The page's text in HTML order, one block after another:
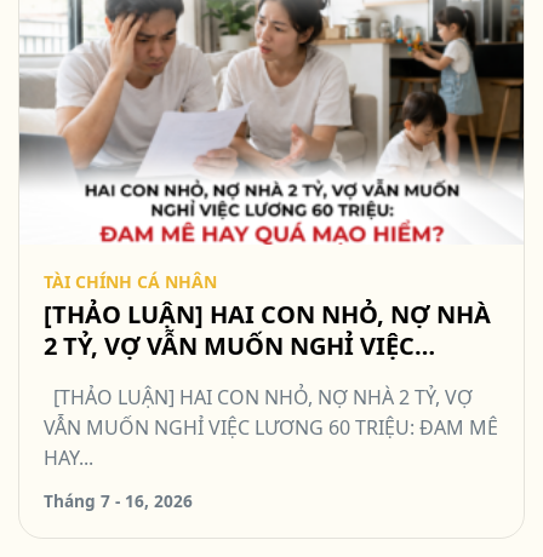
TÀI CHÍNH CÁ NHÂN
[THẢO LUẬN] HAI CON NHỎ, NỢ NHÀ
2 TỶ, VỢ VẪN MUỐN NGHỈ VIỆC
LƯƠNG 60 TRIỆU: ĐAM MÊ HAY QUÁ
MẠO HIỂM? #TCCN16
[THẢO LUẬN] HAI CON NHỎ, NỢ NHÀ 2 TỶ, VỢ
VẪN MUỐN NGHỈ VIỆC LƯƠNG 60 TRIỆU: ĐAM MÊ
HAY...
Tháng 7 - 16, 2026